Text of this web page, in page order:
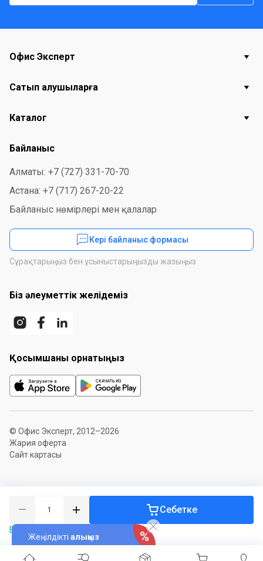
Себетке
Бар болуы 4 құты
Жеңілдікті алыңыз
Офис Эксперт
Сатып алушыларға
Каталог
Байланыс
Алматы: +7 (727) 331-70-70
Астана: +7 (717) 267-20-22
Байланыс нөмірлері мен қалалар
Кері байланыс формасы
Сұрақтарыңыз бен ұсыныстарыңызды жазыңыз
Біз әлеуметтік желідеміз
Қосымшаны орнатыңыз
© Офис Эксперт, 2012–2026
Жария оферта
Сайт картасы